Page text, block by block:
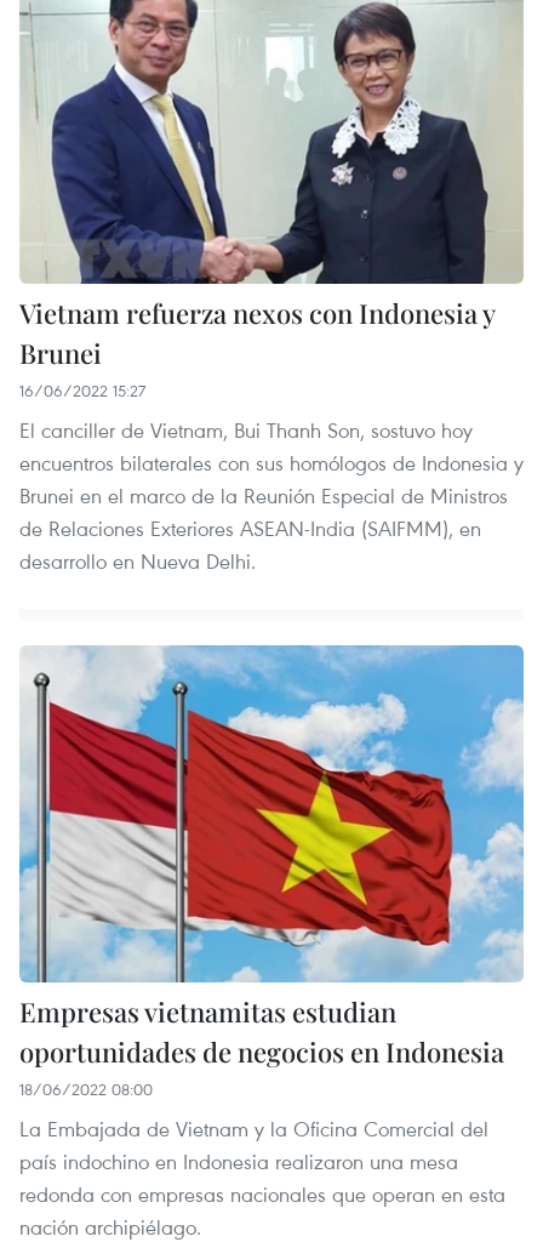
Vietnam refuerza nexos con Indonesia y
Brunei
16/06/2022 15:27
El canciller de Vietnam, Bui Thanh Son, sostuvo hoy
encuentros bilaterales con sus homólogos de Indonesia y
Brunei en el marco de la Reunión Especial de Ministros
de Relaciones Exteriores ASEAN-India (SAIFMM), en
desarrollo en Nueva Delhi.
Empresas vietnamitas estudian
oportunidades de negocios en Indonesia
18/06/2022 08:00
La Embajada de Vietnam y la Oficina Comercial del
país indochino en Indonesia realizaron una mesa
redonda con empresas nacionales que operan en esta
nación archipiélago.